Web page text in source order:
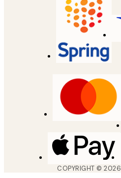
COPYRIGHT ©2026